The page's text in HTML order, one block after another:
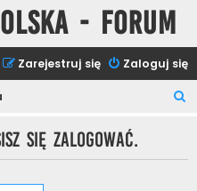
- Forum
Zaloguj się
Zarejestruj się
k
się zalogować.